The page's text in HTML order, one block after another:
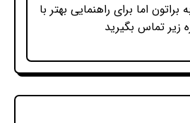
05 خوبه براتون اما برای راهنمایی بهتر با
زیر تماس بگیرید